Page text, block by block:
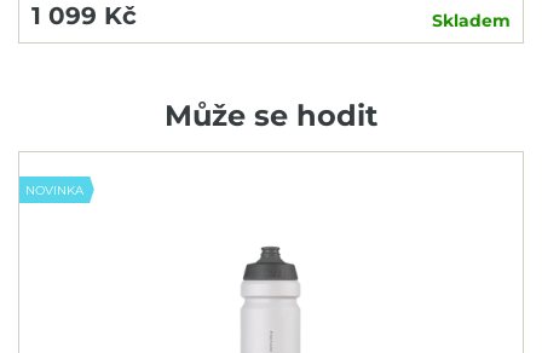
1 099 Kč Skladem
Může se hodit
NOVINKA